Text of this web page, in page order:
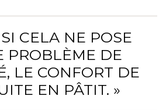
CELA NE POSE
PROBLÈME DE
LE CONFORT DE
EN PÂTIT. »